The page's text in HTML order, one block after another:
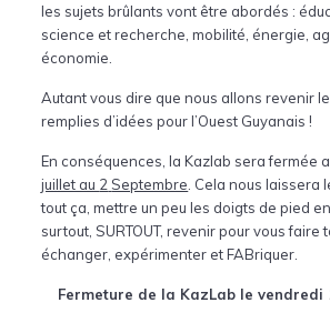
les sujets brûlants vont être abordés :
science et recherche, mobilité, énergie,
économie.
Autant vous dire que nous allons revenir
remplies d’idées pour l’Ouest Guyanais !
En conséquences, la Kazlab sera fermée
juillet au 2 Septembre . Cela nous
tout ça, mettre un peu les doigts de pied
surtout, SURTOUT, revenir pour vous faire
échanger, expérimenter et FABriquer.
Fermeture de la KazLab le vendredi